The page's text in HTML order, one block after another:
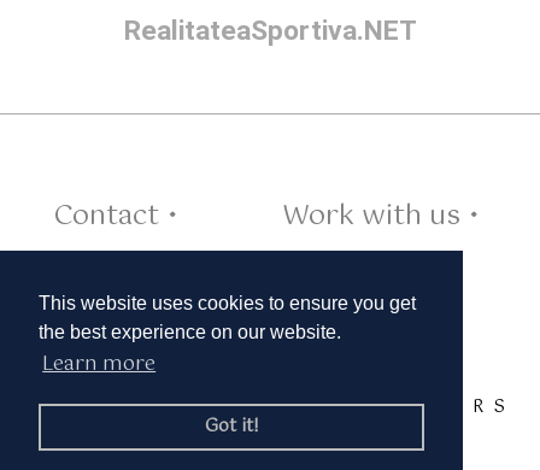
This website uses cookies to ensure you get
the best experience on our website.
Learn more
Got it!
RealitateaSportiva.NET
Contact •
Work with us •
Cookies •
TAGS:A B C D E F G H I J K L M N O R S